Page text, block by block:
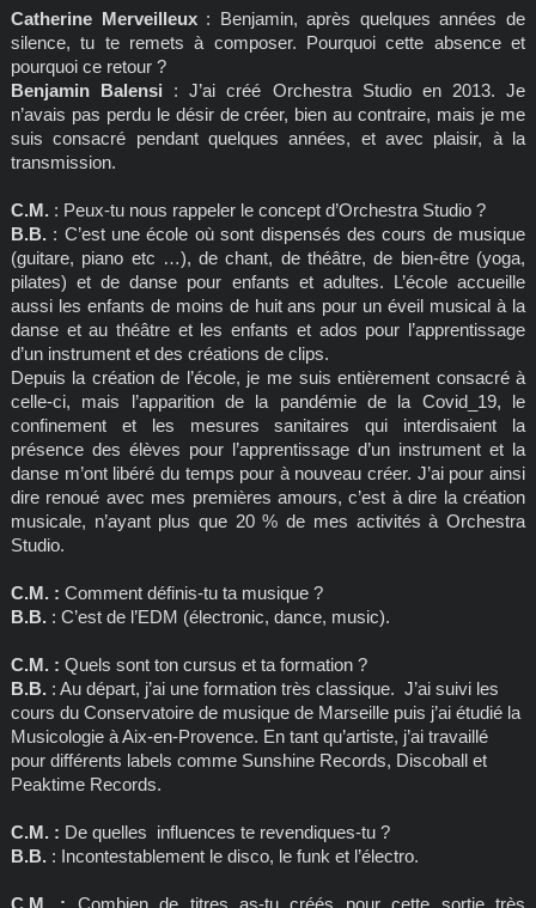
Catherine Merveilleux: Benjamin, après quelques années de
silence, tu te remets à composer. Pourquoi cette absence et
pourquoi ce retour ?
Benjamin Balensi : J’ai créé Orchestra Studio en 2013. Je
n’avais pas perdu le désir de créer, bien au contraire, mais je me
suis consacré pendant quelques années, et avec plaisir, à la
transmission.
C.M.: Peux-tu nous rappeler le concept d’Orchestra Studio ?
B.B.: C’est une école où sont dispensés des cours de musique
(guitare, piano etc …), de chant, de théâtre, de bien-être (yoga,
pilates) et de danse pour enfants et adultes. L’école accueille
aussi les enfants de moins de huit ans pour un éveil musical à la
danse et au théâtre et les enfants et ados pour l’apprentissage
d’un instrument et des créations de clips.
Depuis la création de l’école, je me suis entièrement consacré à
celle-ci, mais l’apparition de la pandémie de la Covid_19, le
confinement et les mesures sanitaires qui interdisaient la
présence des élèves pour l’apprentissage d’un instrument et la
danse m’ont libéré du temps pour à nouveau créer. J’ai pour ainsi
dire renoué avec mes premières amours, c’est à dire la création
musicale, n’ayant plus que 20 % de mes activités à Orchestra
Studio.
C.M. : Comment définis-tu ta musique ?
B.B.: C’est de l’EDM (électronic, dance, music).
C.M. : Quels sont ton cursus et ta formation ?
B.B.: Au départ, j’ai une formation très classique. J’ai suivi les
cours du Conservatoire de musique de Marseille puis j’ai étudié la
Musicologie à Aix-en-Provence. En tant qu’artiste, j’ai travaillé
pour différents labels comme Sunshine Records, Discoball et
Peaktime Records.
C.M. : De quelles influences te revendiques-tu ?
B.B.: Incontestablement le disco, le funk et l’électro.